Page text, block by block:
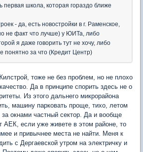
первая школа, которая гораздо ближе
- да, есть новостройки в г. Раменское,
не факт что лучше) у ЮИТа, либо
я даже говорить тут не хочу, либо
понятно за что (Кредит Центр)
тоже не без проблем, но не плохо
Да в принципе спорить здесь не о
Из этого дальнего микрорайона
машину парковать проще, тихо, летом
за окнами частный сектор. Да и вообще
АЕК, если уже живете в этом районе, то
и привычнее места не найти. Меня к
с Дергаевской утром на электричку и